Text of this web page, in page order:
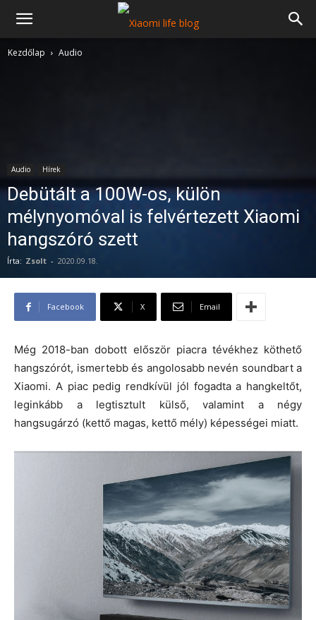
Kezdőlap Audio
Audio Hírek
Debütált a 100W-os, külön
mélynyomóval is felvértezett Xiaomi
hangszóró szett
Írta: Zsolt - 2020.09.18.
Facebook X Email
Még 2018-ban dobott először piacra tévékhez köthető
hangszórót, ismertebb és angolosabb nevén soundbart a
Xiaomi. A piac pedig rendkívül jól fogadta a hangkeltőt,
leginkább a legtisztult külső, valamint a négy
hangsugárzó (kettő magas, kettő mély) képességei miatt.